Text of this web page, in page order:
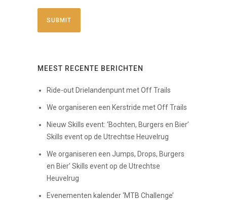
MEEST RECENTE BERICHTEN
Ride-out Drielandenpunt met Off Trails
We organiseren een Kerstride met Off Trails
Nieuw Skills event: ‘Bochten, Burgers en Bier’
Skills event op de Utrechtse Heuvelrug
We organiseren een Jumps, Drops, Burgers
en Bier’ Skills event op de Utrechtse
Heuvelrug
Evenementen kalender ‘MTB Challenge’